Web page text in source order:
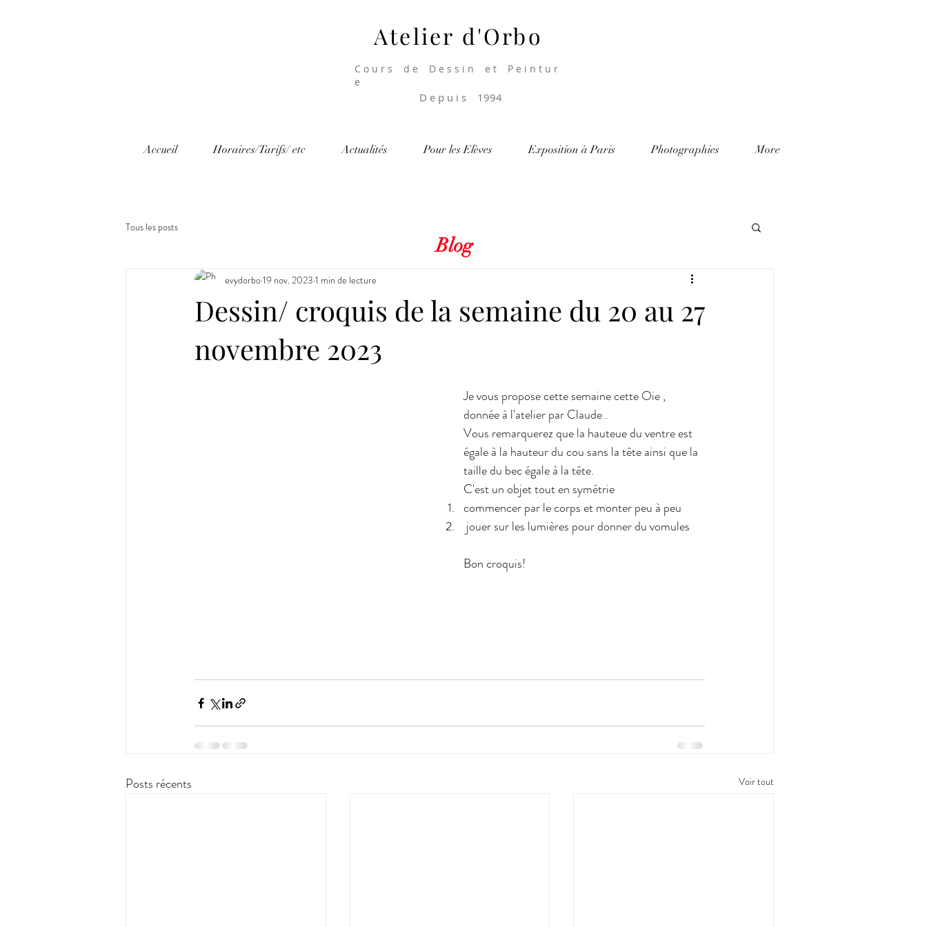
Atelier d'Orbo
C o u r s d e D e s s i n e t P e i n t u r
e
D e p u i s 1994
Accueil Horaires/Tarifs/ etc Actualités Pour les Elèves Exposition à Paris Photographies More
Tous les posts
Dessin/ croquis de la semaine du 20 au 27
novembre 2023
evydorbo19 nov. 2023 1 min de lecture
Je vous propose cette semaine cette Oie ,
donnée à l'atelier par Claude .
Vous remarquerez que la hauteue du ventre est
égale à la hauteur du cou sans la tête ainsi que la
taille du bec égale à la tête.
C'est un objet tout en symétrie
commencer par le corps et monter peu à peu
jouer sur les lumières pour donner du vomules
Bon croquis!
Posts récents Voir tout
Blog